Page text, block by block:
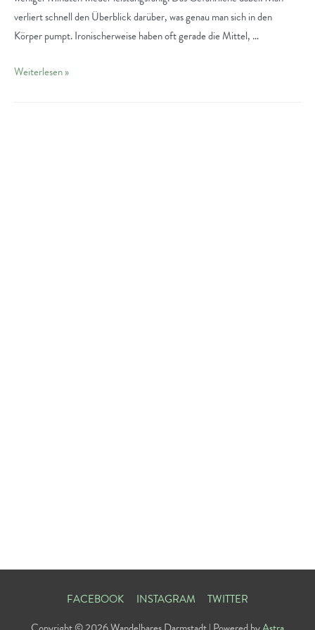
verliert schnell den Überblick darüber, was genau man sich in den
Körper pumpt. Ironischerweise haben oft gerade die Mittel, …
Grünes
Weiterlesen »
FACEBOOK INSTAGRAM
TWITTER